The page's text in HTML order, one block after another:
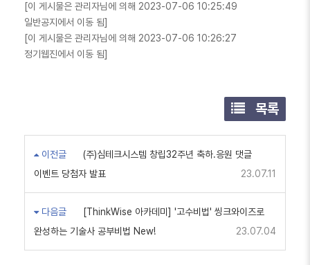
[이 게시물은 관리자님에 의해 2023-07-06 10:25:49
일반공지에서 이동 됨]
[이 게시물은 관리자님에 의해 2023-07-06 10:26:27
정기웹진에서 이동 됨]
목록
이전글
(주)심테크시스템 창립32주년 축하.응원 댓글
이벤트 당첨자 발표
23.07.11
다음글
[ThinkWise 아카데미] '고수비법' 씽크와이즈로
완성하는 기술사 공부비법 New!
23.07.04